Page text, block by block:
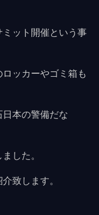
ット開催という事
ッカーやゴミ箱も
本の警備だな
した。
致します。